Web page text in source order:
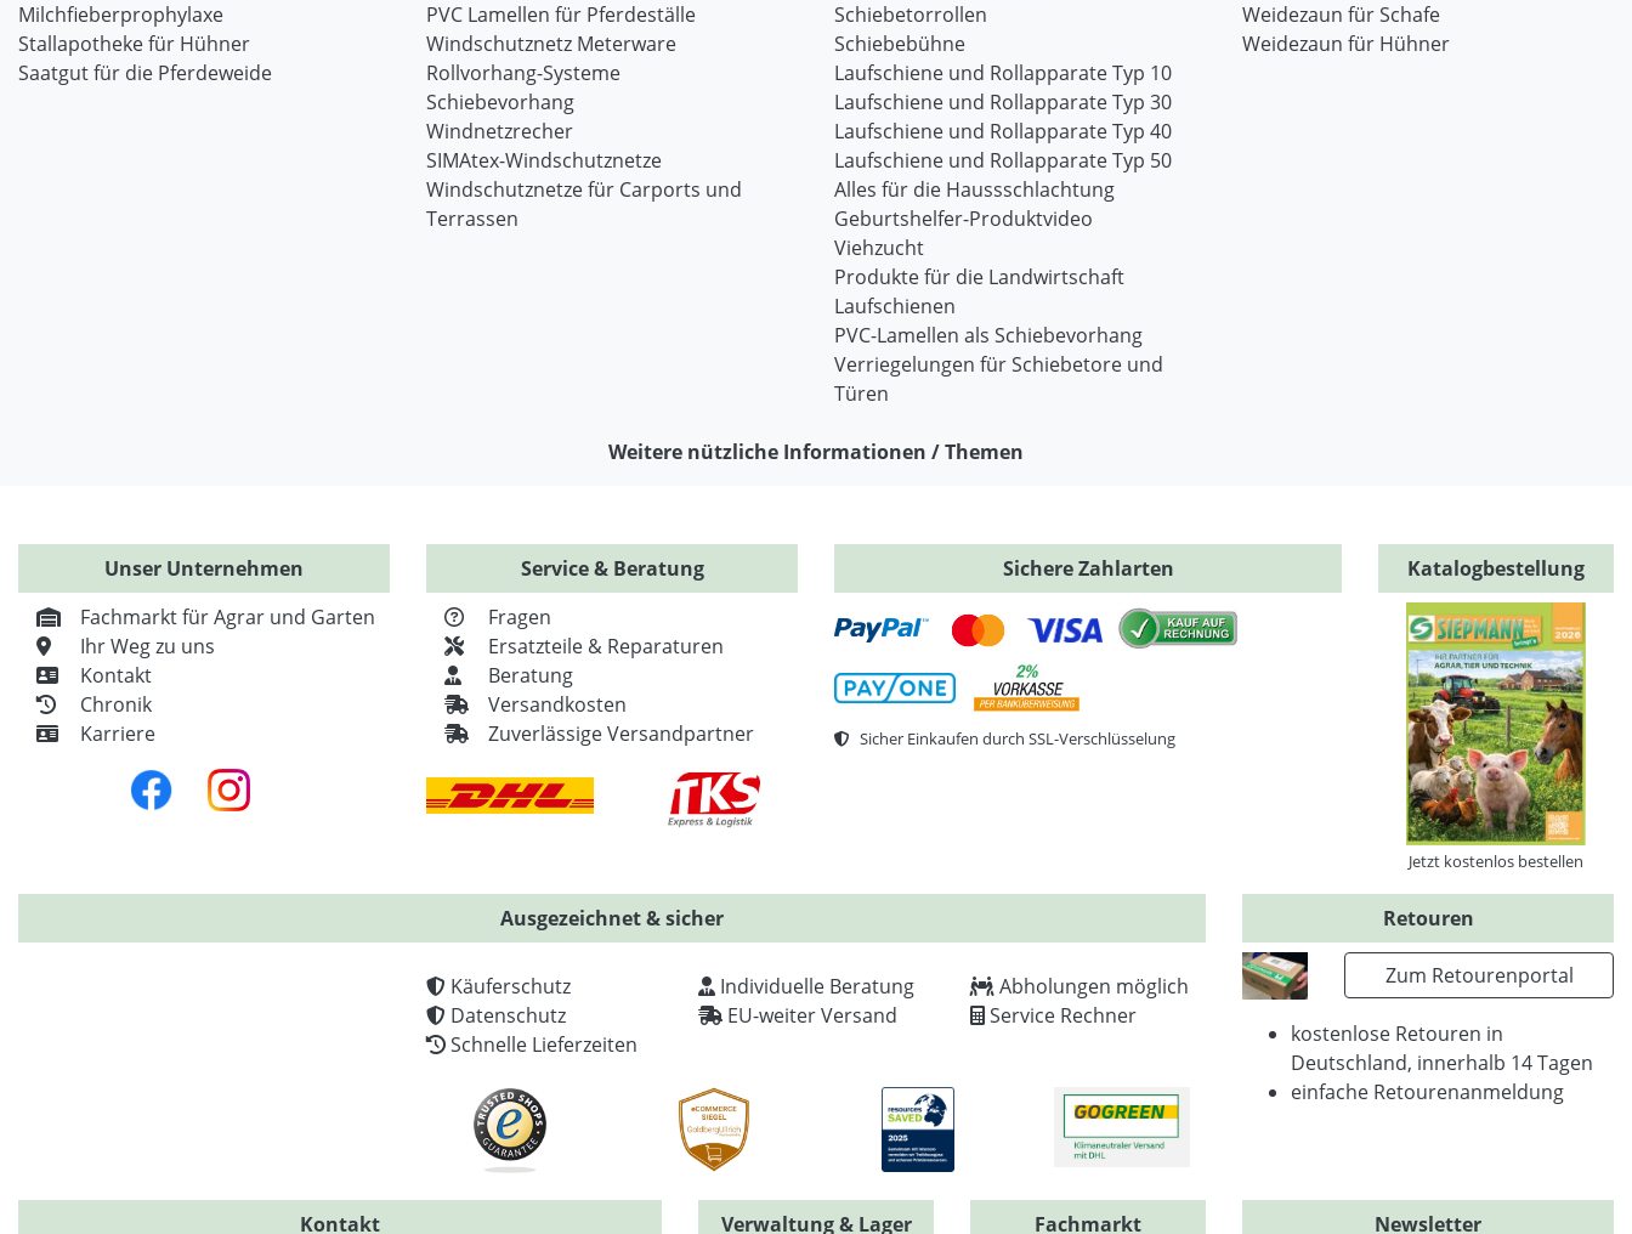
Milchfieberprophylaxe
Stallapotheke für Hühner
Saatgut für die Pferdeweide
PVC Lamellen für Pferdeställe
Windschutznetz Meterware
Rollvorhang-Systeme
Schiebevorhang
Windnetzrecher
SIMAtex-Windschutznetze
Windschutznetze für Carports und
Terrassen
Schiebetorrollen
Schiebebühne
Laufschiene und Rollapparate Typ 10
Laufschiene und Rollapparate Typ 30
Laufschiene und Rollapparate Typ 40
Laufschiene und Rollapparate Typ 50
Alles für die Haussschlachtung
Geburtshelfer-Produktvideo
Viehzucht
Produkte für die Landwirtschaft
Laufschienen
PVC-Lamellen als Schiebevorhang
Verriegelungen für Schiebetore und
Türen
Weidezaun für Schafe
Weidezaun für Hühner
Weitere nützliche Informationen / Themen
Unser Unternehmen
Fachmarkt für Agrar und Garten
Ihr Weg zu uns
Kontakt
Chronik
Karriere
Service & Beratung
Fragen
Ersatzteile & Reparaturen
Beratung
Versandkosten
Zuverlässige Versandpartner
Sichere Zahlarten
Sicher Einkaufen durch SSL-Verschlüsselung
Katalogbestellung
Jetzt kostenlos bestellen
Ausgezeichnet & sicher
Käuferschutz
Datenschutz
Schnelle Lieferzeiten
Individuelle Beratung
EU-weiter Versand
Abholungen möglich
Service Rechner
Retouren
Zum Retourenportal
kostenlose Retouren in
Deutschland, innerhalb 14 Tagen
einfache Retourenanmeldung
Kontakt Verwaltung & Lager Fachmarkt Newsletter